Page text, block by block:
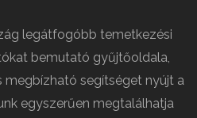
legátfogóbb temetkezési
bemutató gyűjtőoldala,
megbízható segítséget nyújt a
egyszerűen megtalálhatja